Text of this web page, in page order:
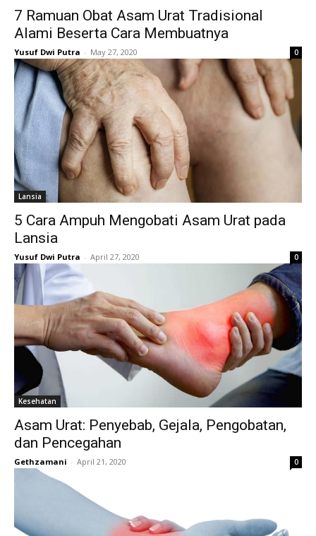
7 Ramuan Obat Asam Urat Tradisional
Alami Beserta Cara Membuatnya
Yusuf Dwi Putra - May 27, 2020 0
Lansia
5 Cara Ampuh Mengobati Asam Urat pada
Lansia
Yusuf Dwi Putra - April 27, 2020 0
Kesehatan
Asam Urat: Penyebab, Gejala, Pengobatan,
dan Pencegahan
Gethzamani - April 21, 2020 0